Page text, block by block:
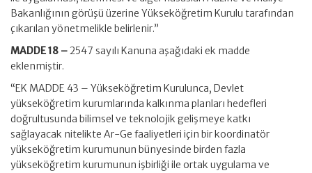
Bakanlığının görüşü üzerine Yükseköğretim Kurulu tarafından
çıkarılan yönetmelikle belirlenir.”
MADDE 18 –2547 sayılı Kanuna aşağıdaki ek madde
eklenmiştir.
“EK MADDE 43 – Yükseköğretim Kurulunca, Devlet
yükseköğretim kurumlarında kalkınma planları hedefleri
doğrultusunda bilimsel ve teknolojik gelişmeye katkı
sağlayacak nitelikte Ar-Ge faaliyetleri için bir koordinatör
yükseköğretim kurumunun bünyesinde birden fazla
yükseköğretim kurumunun işbirliği ile ortak uygulama ve